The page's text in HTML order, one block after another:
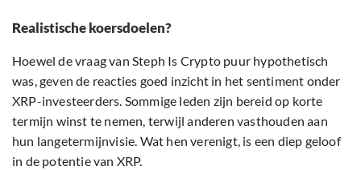
Realistische koersdoelen?
Hoewel de vraag van Steph Is Crypto puur hypothetisch
was, geven de reacties goed inzicht in het sentiment onder
XRP-investeerders. Sommige leden zijn bereid op korte
termijn winst te nemen, terwijl anderen vasthouden aan
hun langetermijnvisie. Wat hen verenigt, is een diep geloof
in de potentie van XRP.